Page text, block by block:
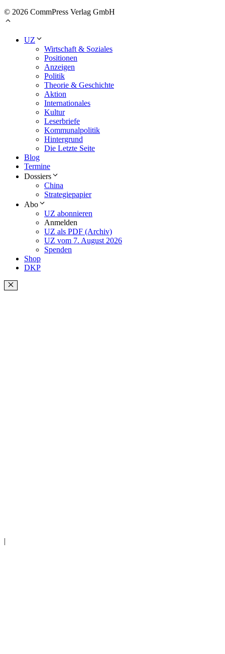
© 2026 CommPress Verlag GmbH
UZ
Wirtschaft & Soziales
Positionen
Anzeigen
Politik
Theorie & Geschichte
Aktion
Internationales
Kultur
Leserbriefe
Kommunalpolitik
Hintergrund
Die Letzte Seite
Blog
Termine
Dossiers
China
Strategiepapier
Abo
UZ abonnieren
Anmelden
UZ als PDF (Archiv)
UZ vom 7. August 2026
Spenden
Shop
DKP
Schließen